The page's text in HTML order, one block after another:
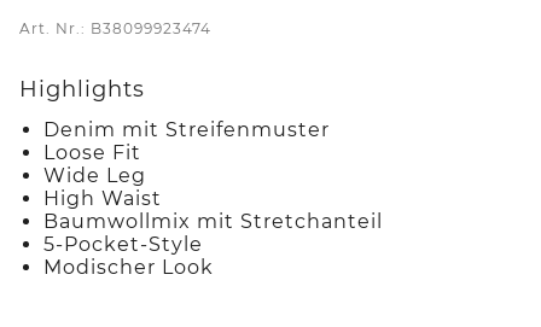
Art. Nr.: B38099923474
Highlights
Denim mit Streifenmuster
Loose Fit
Wide Leg
High Waist
Baumwollmix mit Stretchanteil
5-Pocket-Style
Modischer Look